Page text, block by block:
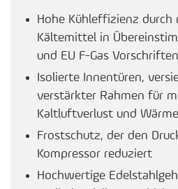
Hohe Kühleffizienz durch
Kältemittel in
und EU F-Gas Vorschriften
Isolierte Innentüren,
verstärkter Rahmen für
Kaltluftverlust und
Frostschutz, der den
Kompressor reduziert
Hochwertige